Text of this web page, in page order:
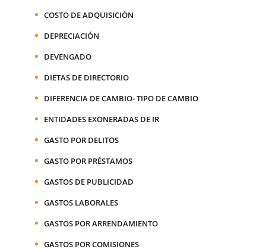
COSTO DE ADQUISICIÓN
DEPRECIACIÓN
DEVENGADO
DIETAS DE DIRECTORIO
DIFERENCIA DE CAMBIO- TIPO DE CAMBIO
ENTIDADES EXONERADAS DE IR
GASTO POR DELITOS
GASTO POR PRÉSTAMOS
GASTOS DE PUBLICIDAD
GASTOS LABORALES
GASTOS POR ARRENDAMIENTO
GASTOS POR COMISIONES